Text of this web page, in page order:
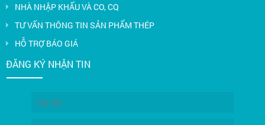
NHÀ NHẬP KHẨU VÀ CO, CQ
TƯ VẤN THÔNG TIN SẢN PHẨM THÉP
HỖ TRỢ BÁO GIÁ
ĐĂNG KÝ NHẬN TIN